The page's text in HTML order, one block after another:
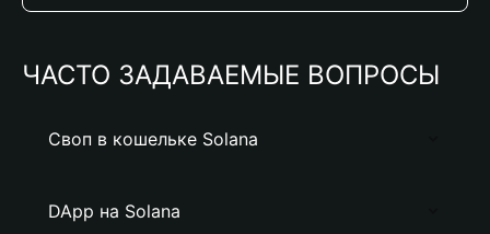
ЧАСТО ЗАДАВАЕМЫЕ ВОПРОСЫ
Своп в кошельке Solana
DApp на Solana